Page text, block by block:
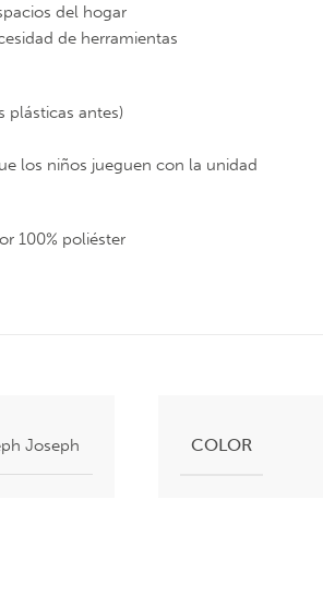
del hogar
de herramientas
plásticas antes)
los niños jueguen con la unidad
100% poliéster
Joseph COLOR